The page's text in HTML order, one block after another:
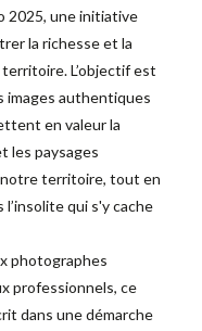
2025, une initiative
la richesse et la
L’objectif est
images authentiques
en valeur la
les paysages
territoire, tout en
qui s'y cache
photographes
professionnels, ce
dans une démarche